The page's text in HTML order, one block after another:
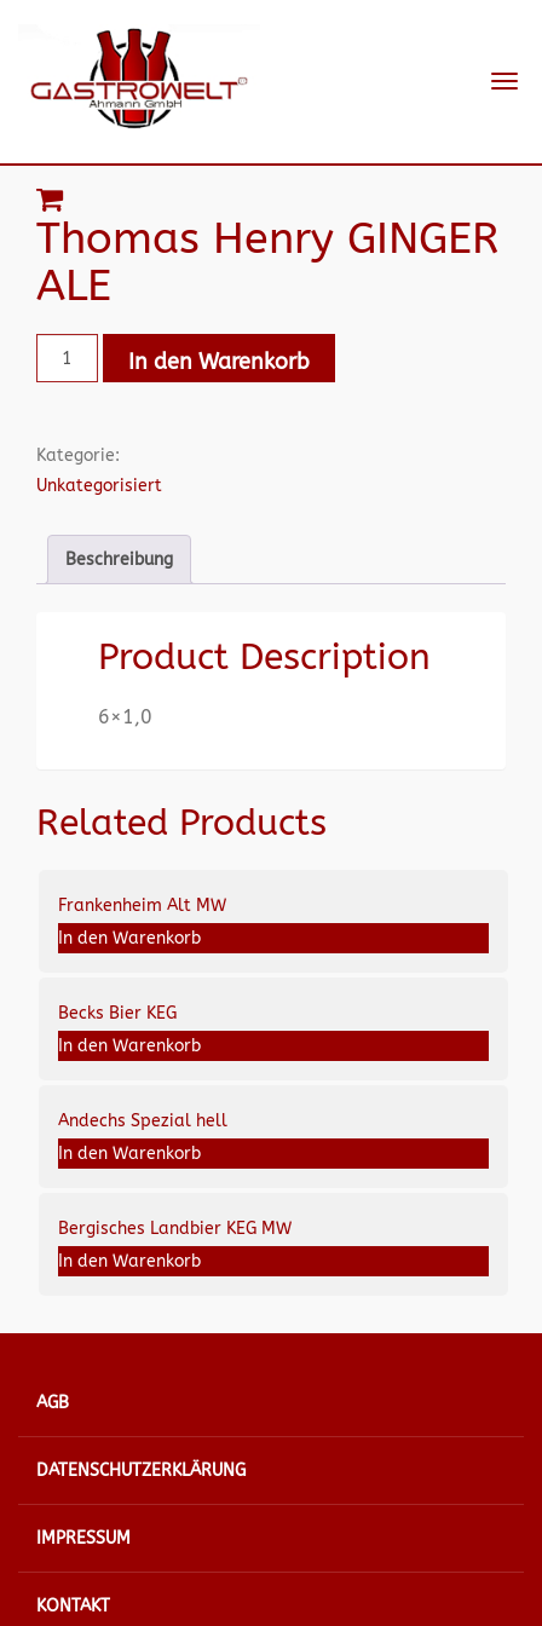
Thomas Henry GINGER
ALE
In den Warenkorb
Kategorie:
Unkategorisiert
Beschreibung
Product Description
6×1,0
Related Products
Frankenheim Alt MW
In den Warenkorb
Becks Bier KEG
In den Warenkorb
Andechs Spezial hell
In den Warenkorb
Bergisches Landbier KEG MW
In den Warenkorb
AGB
DATENSCHUTZERKLÄRUNG
IMPRESSUM
KONTAKT